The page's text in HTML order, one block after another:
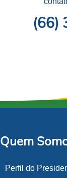
(66)
Quem
Perfil do